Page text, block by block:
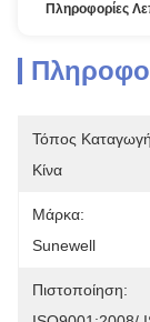
Πληροφορίες
Τόπος
Κίνα
Μάρκα:
Sunewell
Πιστοποίηση: